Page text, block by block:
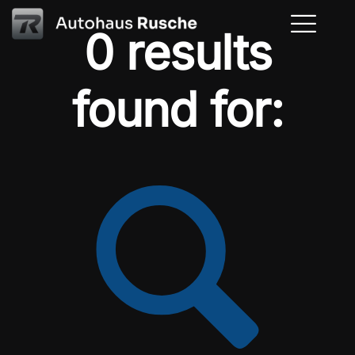
0 results
found for: